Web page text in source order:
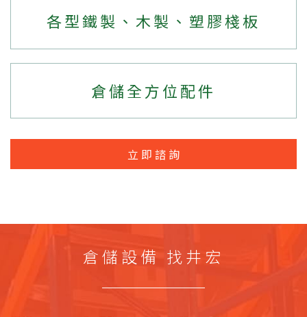
各型鐵製、木製、塑膠棧板
倉儲全方位配件
立即諮詢
倉儲設備 找井宏